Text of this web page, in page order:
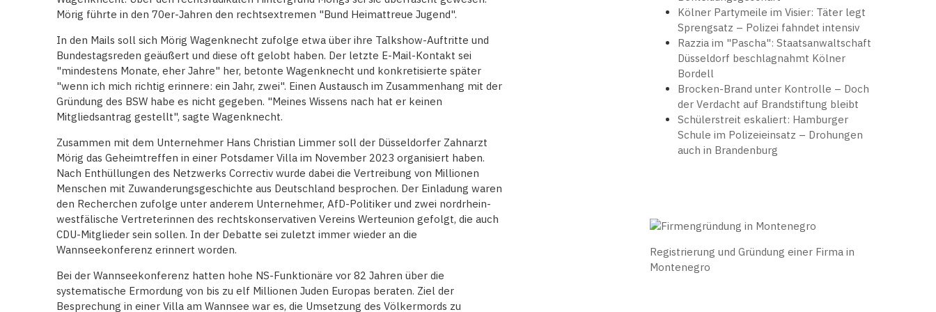
Mörig führte in den 70er-Jahren den rechtsextremen "Bund Heimattreue Jugend".
In den Mails soll sich Mörig Wagenknecht zufolge etwa über ihre Talkshow-Auftritte und
Bundestagsreden geäußert und diese oft gelobt haben. Der letzte E-Mail-Kontakt sei
"mindestens Monate, eher Jahre" her, betonte Wagenknecht und konkretisierte später
"wenn ich mich richtig erinnere: ein Jahr, zwei". Einen Austausch im Zusammenhang mit der
Gründung des BSW habe es nicht gegeben. "Meines Wissens nach hat er keinen
Mitgliedsantrag gestellt", sagte Wagenknecht.
Zusammen mit dem Unternehmer Hans Christian Limmer soll der Düsseldorfer Zahnarzt
Mörig das Geheimtreffen in einer Potsdamer Villa im November 2023 organisiert haben.
Nach Enthüllungen des Netzwerks Correctiv wurde dabei die Vertreibung von Millionen
Menschen mit Zuwanderungsgeschichte aus Deutschland besprochen. Der Einladung waren
den Recherchen zufolge unter anderem Unternehmer, AfD-Politiker und zwei nordrhein-
westfälische Vertreterinnen des rechtskonservativen Vereins Werteunion gefolgt, die auch
CDU-Mitglieder sein sollen. In der Debatte sei zuletzt immer wieder an die
Wannseekonferenz erinnert worden.
Bei der Wannseekonferenz hatten hohe NS-Funktionäre vor 82 Jahren über die
systematische Ermordung von bis zu elf Millionen Juden Europas beraten. Ziel der
Besprechung in einer Villa am Wannsee war es, die Umsetzung des Völkermords zu
Kölner Partymeile im Visier: Täter legt
Sprengsatz – Polizei fahndet intensiv
Razzia im "Pascha": Staatsanwaltschaft
Düsseldorf beschlagnahmt Kölner
Bordell
Brocken-Brand unter Kontrolle – Doch
der Verdacht auf Brandstiftung bleibt
Schülerstreit eskaliert: Hamburger
Schule im Polizeieinsatz – Drohungen
auch in Brandenburg
Registrierung und Gründung einer Firma in
Montenegro